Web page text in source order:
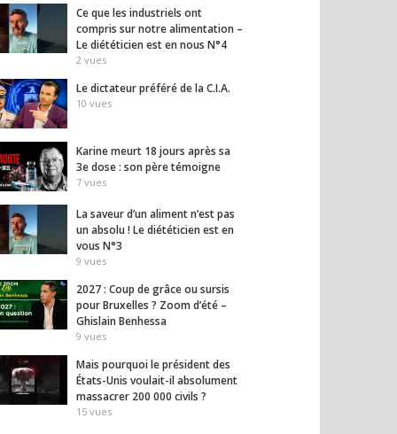
d’un aliment
un absolu ! Le
est en vous
2027 : Coup de grâce ou
9vues
Ce que les industriels ont
compris sur notre alimentation –
Le diététicien est en nous N°4
2 vues
Le dictateur préféré de la C.I.A.
10 vues
Karine meurt 18 jours après sa
3e dose : son père témoigne
7 vues
La saveur d’un aliment n’est pas
un absolu ! Le diététicien est en
vous N°3
9 vues
2027 : Coup de grâce ou sursis
pour Bruxelles ? Zoom d’été –
Ghislain Benhessa
9 vues
Mais pourquoi le président des
États-Unis voulait-il absolument
massacrer 200 000 civils ?
15 vues